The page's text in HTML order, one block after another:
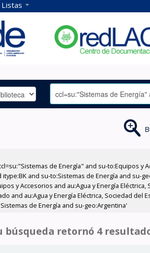
Listas
de Energía" and su-to:Equipos y
and su-to:Sistemas de Energía and su-
y Accesorios and au:Agua y Energía
and au:Agua y Energía Eléctrica, Sociedad
de Energía and su-geo:Argentina'
búsqueda retornó 4